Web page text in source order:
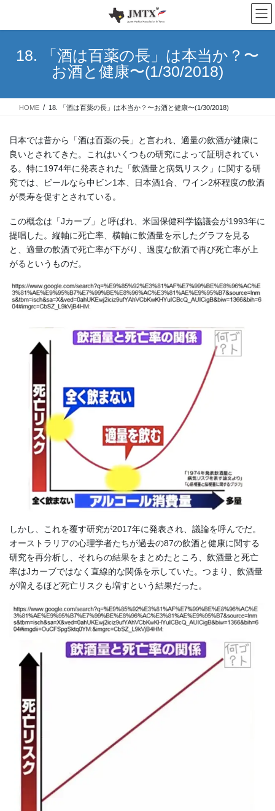
テ
ゲ
18. 「酒は百薬の長」は本当か？〜
お酒と健康〜(1/30/2018)
HOME 18. 「酒は百薬の長」は本当か？〜お酒と健康〜(1/30/2018)
日本では昔から「酒は百薬の長」と言われ、適量の飲酒が健康に
良いとされてきた。これはいくつもの研究によって証明されてい
る。特に1974年に発表された「飲酒量と病気リスク」に関する研
究では、ビールなら中ビン1本、日本酒1合、ワイン2杯程度の飲酒
が長寿を促すとされている。
この概念は「Jカーブ」と呼ばれ、米国保健科学協議会が1993年に
提唱した。縦軸に死亡率、横軸に飲酒量を示したグラフを見る
と、適量の飲酒で死亡率が下がり、過度な飲酒で再び死亡率が上
がるというものだ。
しかし、これを覆す研究が2017年に発表され、議論を呼んでだ。
オーストラリアの心理学者たちが過去の87の飲酒と健康に関する
研究を再分析し、それらの結果をまとめたところ、飲酒量と死亡
率はJカーブではなく直線的な関係を示していた。つまり、飲酒量
が増えるほど死亡リスクも増すという結果だった。